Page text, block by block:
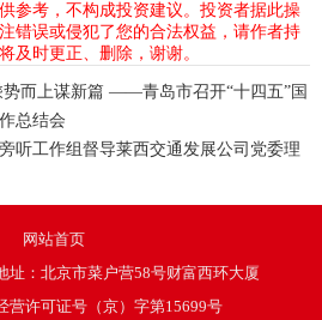
参考，不构成投资建议。投资者据此操
错误或侵犯了您的合法权益，请作者持
及时更正、删除，谢谢。
而上谋新篇 ——青岛市召开“十四五”国
总结会
听工作组督导莱西交通发展公司党委理
网站首页
址：北京市菜户营58号财富西环大厦
营许可证号（京）字第15699号